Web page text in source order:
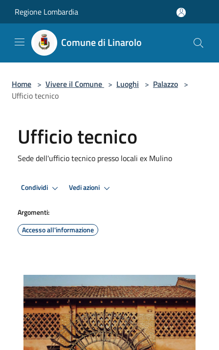
Regione Lombardia
Comune di Linarolo
Home > Vivere il Comune > Luoghi > Palazzo >
Ufficio tecnico
Ufficio tecnico
Sede dell'ufficio tecnico presso locali ex Mulino
Condividi Vedi azioni
Argomenti:
Accesso all'informazione